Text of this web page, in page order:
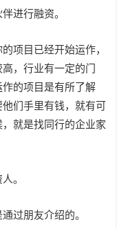
进行融资。
项目已经开始运作，
，行业有一定的门
的项目是有所了解
们手里有钱，就有可
就是找同行的企业家
。
过朋友介绍的。